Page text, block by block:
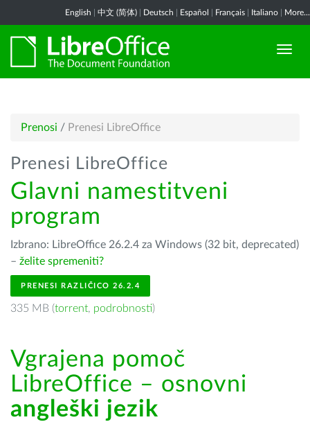
English 中文 (简体) Deutsch Español Français Italiano More...
Prenosi / Prenesi LibreOffice
Prenesi LibreOffice
Glavni namestitveni
program
Izbrano: LibreOffice 26.2.4 za Windows (32 bit, deprecated)
– želite spremeniti?
PRENESI RAZLIČICO 26.2.4
335 MB (torrent, podrobnosti)
Vgrajena pomoč
LibreOffice – osnovni
angleški jezik